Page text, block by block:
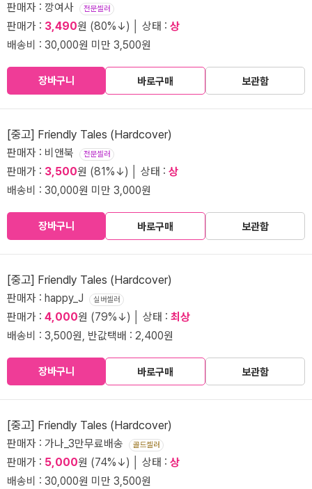
판매자 : 깡여사 전문셀러
판매가 : 3,490원 (80%↓) │ 상태 : 상
배송비 : 30,000원 미만 3,500원
장바구니 바로구매 보관함
[중고] Friendly Tales (Hardcover)
판매자 : 비앤북 전문셀러
판매가 : 3,500원 (81%↓) │ 상태 : 상
배송비 : 30,000원 미만 3,000원
장바구니 바로구매 보관함
[중고] Friendly Tales (Hardcover)
판매자 : happy_J 실버셀러
판매가 : 4,000원 (79%↓) │ 상태 : 최상
배송비 : 3,500원, 반값택배 : 2,400원
장바구니 바로구매 보관함
[중고] Friendly Tales (Hardcover)
판매자 : 가나_3만무료배송 골드셀러
판매가 : 5,000원 (74%↓) │ 상태 : 상
배송비 : 30,000원 미만 3,500원